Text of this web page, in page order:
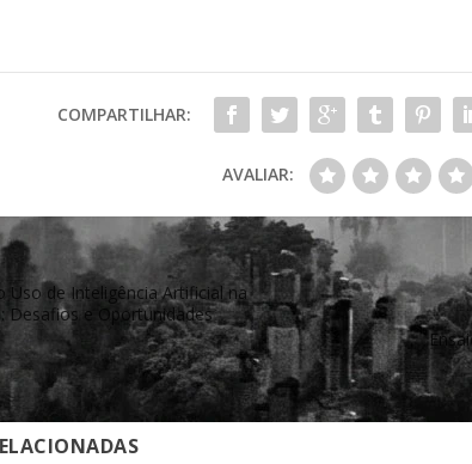
COMPARTILHAR:
AVALIAR:
Uso de Inteligência Artificial na
Desafios e Oportunidades